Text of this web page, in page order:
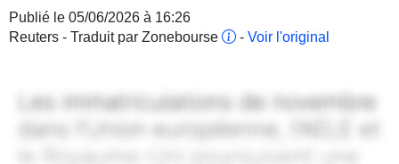
Publié le 05/06/2026 à 16:26
Reuters - Traduit par Zonebourse
- Voir l'original